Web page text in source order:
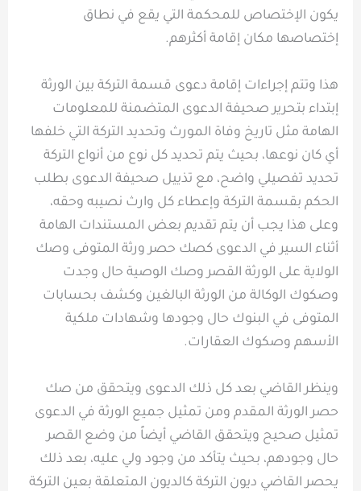
يكون الإختصاص للمحكمة التي يقع في نطاق
إختصاصها مكان إقامة أكثرهم.
هذا وتتم إجراءات إقامة دعوى قسمة التركة بين الورثة
إبتداء بتحرير صحيفة الدعوى المتضمنة للمعلومات
الهامة مثل تاريخ وفاة المورث وتحديد التركة التي خلفها
أي كان نوعها، بحيث يتم تحديد كل نوع من أنواع التركة
تحديد تفصيلي واضح، مع تذييل صحيفة الدعوى بطلب
الحكم بقسمة التركة وإعطاء كل وارث نصيبه وحقه،
وعلى هذا يجب أن يتم تقديم بعض المستندات الهامة
أثناء السير في الدعوى كصك حصر ورثة المتوفى وصك
الولاية على الورثة القصر وصك الوصية حال وجدت
وصكوك الوكالة من الورثة البالغين وكشف بحسابات
المتوفى في البنوك حال وجودها وشهادات ملكية
الأسهم وصكوك العقارات.
وينظر القاضي بعد كل ذلك الدعوى ويتحقق من صك
حصر الورثة المقدم ومن تمثيل جميع الورثة في الدعوى
تمثيل صحيح ويتحقق القاضي أيضاً من وضع القصر
حال وجودهم، بحيث يتأكد من وجود ولي عليه، بعد ذلك
يحصر القاضي ديون التركة كالديون المتعلقة بعين التركة